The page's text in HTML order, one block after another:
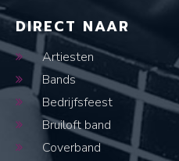
DIRECT NAAR
Artiesten
Bands
Bedrijfsfeest
Bruiloft band
Coverband